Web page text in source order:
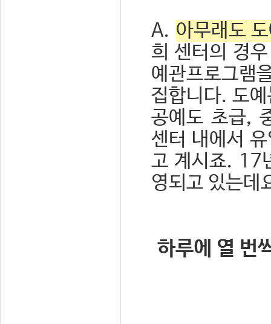
A. 아무래도
희 센터의 경
예관프로그램
집합니다. 도
공예도 초급,
센터 내에서
고 계시죠. 17
영되고 있는데
하루에 열 번